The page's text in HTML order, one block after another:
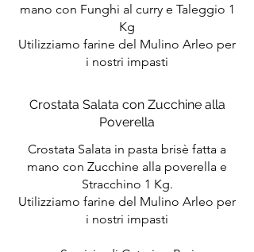
mano con Funghi al curry e Taleggio 1
Kg
Utilizziamo farine del Mulino Arleo per
i nostri impasti
Crostata Salata con Zucchine alla
Poverella
Crostata Salata in pasta brisè fatta a
mano con Zucchine alla poverella e
Stracchino 1 Kg.
Utilizziamo farine del Mulino Arleo per
i nostri impasti